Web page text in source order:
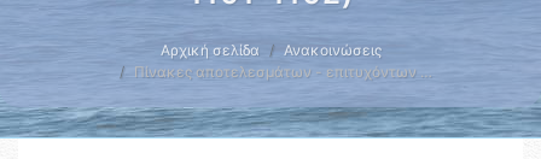
Αρχική σελίδα
Ανακοινώσεις
Πίνακες αποτελεσμάτων - επιτυχόντων …